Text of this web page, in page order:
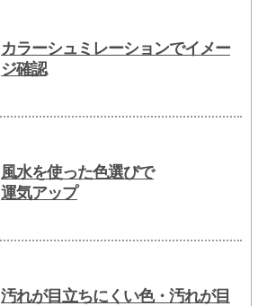
カラーシュミレーションでイメー
ジ確認
風水を使った色選びで
運気アップ
汚れが目立ちにくい色・汚れが目